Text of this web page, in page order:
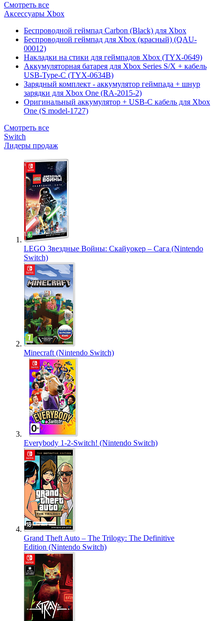
Смотреть все
Аксессуары Xbox
Беспроводной геймпад Carbon (Black) для Xbox
Беспроводной геймпад для Xbox (красный) (QAU-
00012)
Накладки на стики для геймпадов Xbox (TYX-0649)
Аккумуляторная батарея для Xbox Series S/X + кабель
USB-Type-C (TYX-0634B)
Зарядный комплект - аккумулятор геймпада + шнур
зарядки для Xbox One (RA-2015-2)
Оригинальный аккумулятор + USB-C кабель для Xbox
One (S model-1727)
Смотреть все
Switch
Лидеры продаж
LEGO Звездные Войны: Скайуокер – Сага (Nintendo
Switch)
Minecraft (Nintendo Switch)
Everybody 1-2-Switch! (Nintendo Switch)
Grand Theft Auto – The Trilogy: The Definitive
Edition (Nintendo Switch)